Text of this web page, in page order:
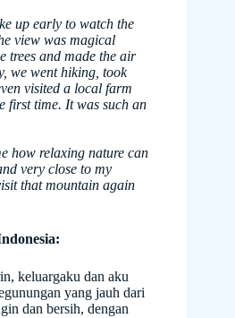
up early to watch the
view was magical
trees and made the air
we went hiking, took
visited a local farm
first time. It was such an
how relaxing nature can
very close to my
that mountain again
keluargaku dan aku
yang jauh dari
dan bersih, dengan